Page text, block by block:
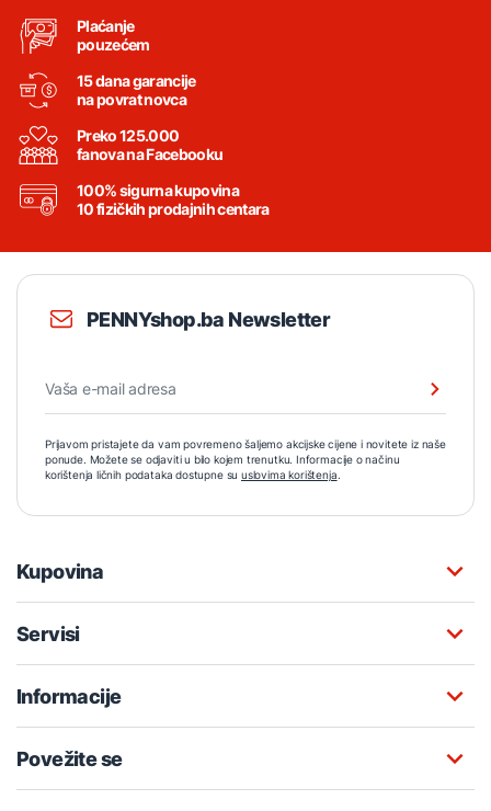
Plaćanje
pouzećem
15 dana garancije
na povrat novca
Preko 125.000
fanova na Facebooku
100% sigurna kupovina
10 fizičkih prodajnih centara
PENNYshop.ba Newsletter
Prijavom pristajete da vam povremeno šaljemo akcijske cijene i novitete iz naše
ponude. Možete se odjaviti u bilo kojem trenutku. Informacije o načinu
korištenja ličnih podataka dostupne su uslovima korištenja.
Kupovina
Servisi
Informacije
Povežite se